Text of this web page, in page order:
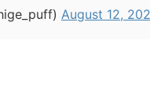
August 12,